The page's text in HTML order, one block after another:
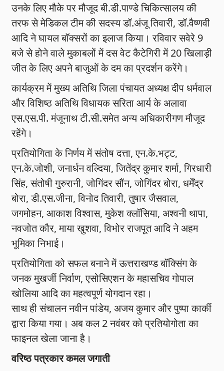
उनके लिए मौके पर मौजूद बी.डी.पाण्डे चिकित्सालय की
तरफ से मेडिकल टीम की सदस्य डॉ.अंजू तिवारी, डॉ.वैष्णवी
आदि ने घायल बॉक्सरों का इलाज किया। रविवार सवेरे 9
बजे से होने वाले मुकाबलों में दस वेट कैटेगिरी में 20 खिलाड़ी
जीत के लिए अपने बाजुओं के दम का प्रदर्शन करेंगे।
कार्यक्रम में मुख्य अतिथि जिला पंचायत अध्यक्ष दीप धर्मवाल
और विशिष्ठ अतिथि विधायक सरिता आर्य के अलावा
एस.एस.पी. मंजूनाथ टी.सी.समेत अन्य अधिकारीगण मौजूद
रहेंगे।
प्रतियोगिता के निर्णय में संतोष दत्ता, एन.के.भट्ट,
एन.के.जोशी, जनार्धन वल्दिया, जितेंद्र कुमार शर्मा, गिरधारी
सिंह, संतोषी गुरुरानी, जोगिंदर सौंन, जोगिंदर बोरा, धर्मेंद्र
बोरा, डी.एस.जीना, विनोद तिवारी, तुषार जैसवाल,
जगमोहन, आकाश विश्वास, मुकेश क्लॉसिया, अश्वनी थापा,
नवजोत कौर, माया खुशवा, विभोर राजपूत आदि ने अहम
भूमिका निभाई।
प्रतियोगिता को सफल बनाने में ऊत्तराखण्ड बॉक्सिंग के
जनक मुखर्जी निर्वाण, एसोसिएशन के महासचिव गोपाल
खोलिया आदि का महत्वपूर्ण योगदान रहा।
साथ ही संचालन नवीन पांडेय, अजय कुमार और पुष्पा कार्की
द्वारा किया गया। अब कल 2 नवंबर को प्रतियोगोता का
फाइनल खेला जाना है।
वरिष्ठ पत्रकार कमल जगाती